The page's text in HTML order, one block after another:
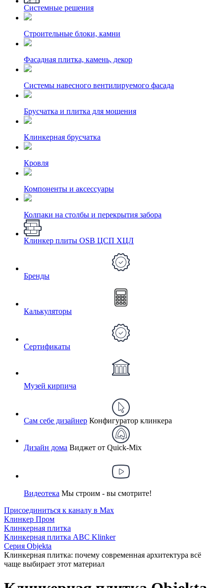
Системные решения
Строительные блоки, камни
Фасадная плитка, камень, декор
Системы навесного вентилируемого фасада
Брусчатка и плитка для мощения
Клинкерная брусчатка
Кровля
Компоненты и аксессуары
Колпаки на столбы и перекрытия забора
Клинкер плиты OSB ЦСП ХЦЛ
Бренды
Калькуляторы
Сертификаты
Музей кирпича
Сам себе дизайнер Конфигуратор клинкера
Дизайн дома Виджет от Quick-Mix
Видеотека Мы строим - вы смотрите!
Присоединиться к каналу в Max
Клинкер Пром
Клинкерная плитка
Клинкерная плитка ABC Klinker
Серия Objekta
Клинкерная плитка: почему современная архитектура всё
чаще выбирает этот материал